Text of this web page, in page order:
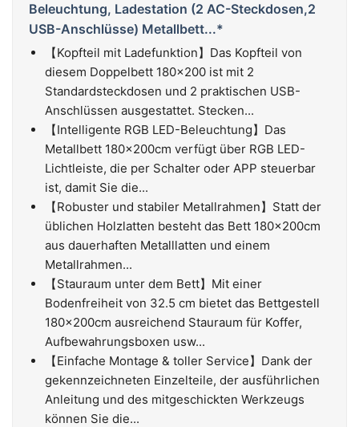
Beleuchtung, Ladestation (2 AC-Steckdosen,2
USB-Anschlüsse) Metallbett...*
【Kopfteil mit Ladefunktion】Das Kopfteil von
diesem Doppelbett 180x200 ist mit 2
Standardsteckdosen und 2 praktischen USB-
Anschlüssen ausgestattet. Stecken...
【Intelligente RGB LED-Beleuchtung】Das
Metallbett 180x200cm verfügt über RGB LED-
Lichtleiste, die per Schalter oder APP steuerbar
ist, damit Sie die...
【Robuster und stabiler Metallrahmen】Statt der
üblichen Holzlatten besteht das Bett 180x200cm
aus dauerhaften Metalllatten und einem
Metallrahmen...
【Stauraum unter dem Bett】Mit einer
Bodenfreiheit von 32.5 cm bietet das Bettgestell
180x200cm ausreichend Stauraum für Koffer,
Aufbewahrungsboxen usw...
【Einfache Montage & toller Service】Dank der
gekennzeichneten Einzelteile, der ausführlichen
Anleitung und des mitgeschickten Werkzeugs
können Sie die...